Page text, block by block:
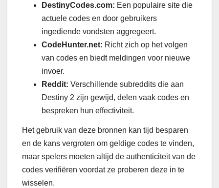
DestinyCodes.com: Een populaire site die
actuele codes en door gebruikers
ingediende vondsten aggregeert.
CodeHunter.net: Richt zich op het volgen
van codes en biedt meldingen voor nieuwe
invoer.
Reddit: Verschillende subreddits die aan
Destiny 2 zijn gewijd, delen vaak codes en
bespreken hun effectiviteit.
Het gebruik van deze bronnen kan tijd besparen
en de kans vergroten om geldige codes te vinden,
maar spelers moeten altijd de authenticiteit van de
codes verifiëren voordat ze proberen deze in te
wisselen.